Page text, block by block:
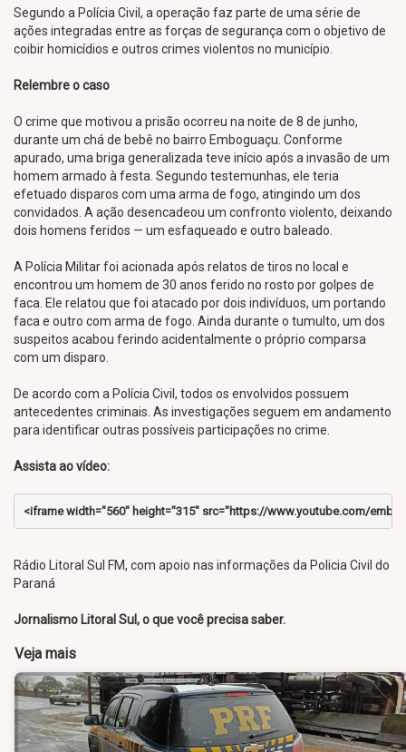
Segundo a Polícia Civil, a operação faz parte de uma série de
ações integradas entre as forças de segurança com o objetivo de
coibir homicídios e outros crimes violentos no município.
Relembre o caso
O crime que motivou a prisão ocorreu na noite de 8 de junho,
durante um chá de bebê no bairro Emboguaçu. Conforme
apurado, uma briga generalizada teve início após a invasão de um
homem armado à festa. Segundo testemunhas, ele teria
efetuado disparos com uma arma de fogo, atingindo um dos
convidados. A ação desencadeou um confronto violento, deixando
dois homens feridos — um esfaqueado e outro baleado.
A Polícia Militar foi acionada após relatos de tiros no local e
encontrou um homem de 30 anos ferido no rosto por golpes de
faca. Ele relatou que foi atacado por dois indivíduos, um portando
faca e outro com arma de fogo. Ainda durante o tumulto, um dos
suspeitos acabou ferindo acidentalmente o próprio comparsa
com um disparo.
De acordo com a Polícia Civil, todos os envolvidos possuem
antecedentes criminais. As investigações seguem em andamento
para identificar outras possíveis participações no crime.
Assista ao vídeo:
<iframe width="560" height="315" src="https://www.youtube.com/
Rádio Litoral Sul FM, com apoio nas informações da Policia Civil do
Paraná
Jornalismo Litoral Sul, o que você precisa saber.
Veja mais